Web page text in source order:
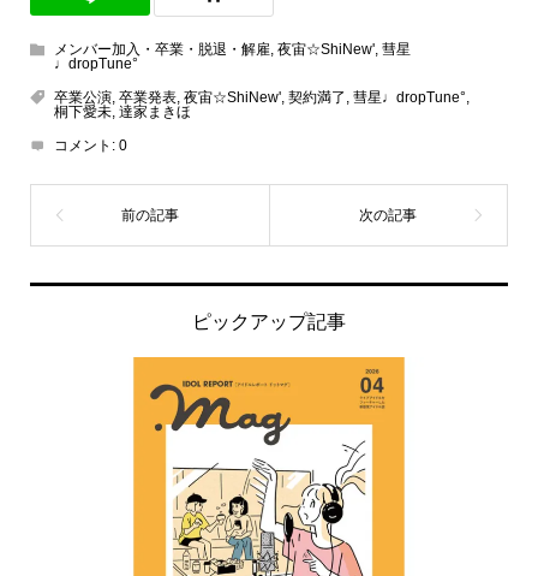
メンバー加入・卒業・脱退・解雇, 夜宙☆ShiNew', 彗星
♩dropTune°
卒業公演, 卒業発表, 夜宙☆ShiNew', 契約満了 彗星♩dropTune°
桐下愛未, 達家まきほ
コメント: 0
ピックアップ記事